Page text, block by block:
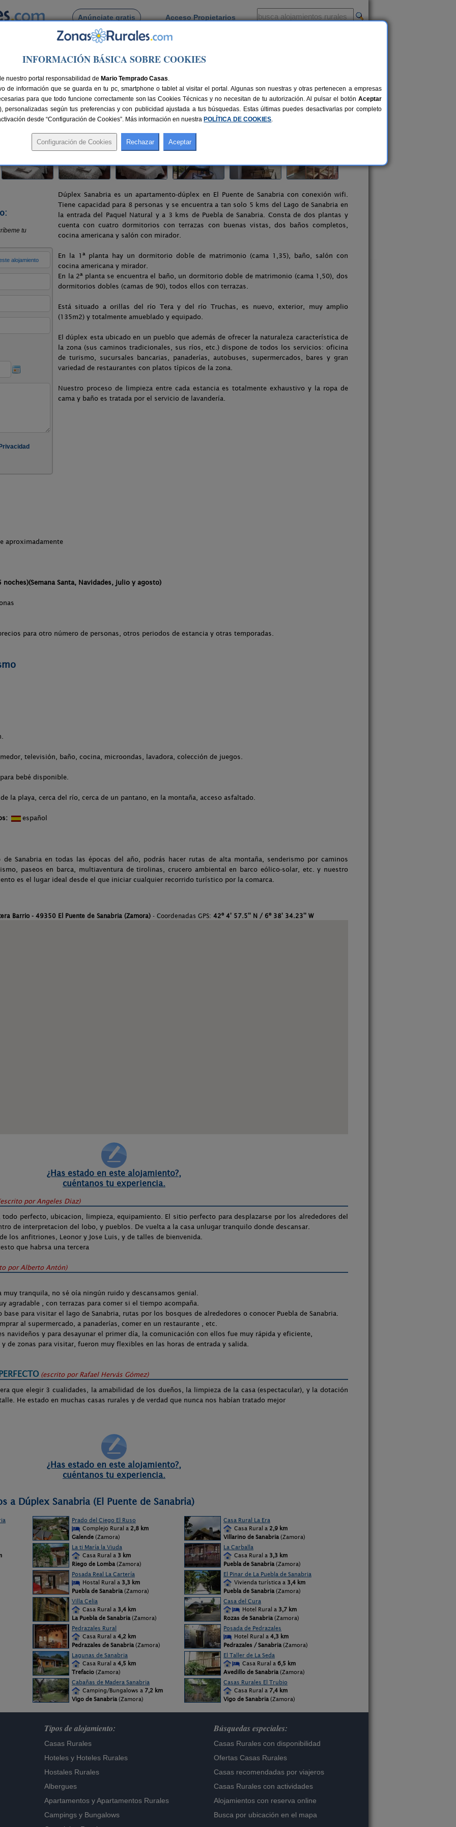
Anúnciate gratis Acceso Propietarios
Busca por pueblo
Puente de Sanabria> Dúplex Sanabria
(Zamora)
km de Zamora Compartir:
Dúplex Sanabria es un apartamento-dúplex en El Puente de Sanabria con conexión wifi.
Tiene capacidad para 8 personas y se encuentra a tan solo 5 kms del Lago de Sanabria en
la entrada del Paquel Natural y a 3 kms de Puebla de Sanabria. Consta de dos plantas y
cuenta con cuatro dormitorios con terrazas con buenas vistas, dos baños completos,
cocina americana y salón con mirador.
En la 1ª planta hay un dormitorio doble de matrimonio (cama 1,35), baño, salón con
cocina americana y mirador.
En la 2ª planta se encuentra el baño, un dormitorio doble de matrimonio (cama 1,50), dos
dormitorios dobles (camas de 90), todos ellos con terrazas.
Está situado a orillas del río Tera y del río Truchas, es nuevo, exterior, muy amplio
(135m2) y totalmente amueblado y equipado.
El dúplex esta ubicado en un pueblo que además de ofrecer la naturaleza característica de
la zona (sus caminos tradicionales, sus ríos, etc.) dispone de todos los servicios: oficina
de turismo, sucursales bancarias, panaderías, autobuses, supermercados, bares y gran
variedad de restaurantes con platos típicos de la zona.
Nuestro proceso de limpieza entre cada estancia es totalmente exhaustivo y la ropa de
cama y baño es tratada por el servicio de lavandería.
aproximadamente
noches)(Semana Santa, Navidades, julio y agosto)
para otro número de personas, otros periodos de estancia y otras temporadas.
televisión, baño, cocina, microondas, lavadora, colección de juegos.
bebé disponible.
la playa, cerca del río, cerca de un pantano, en la montaña, acceso asfaltado.
español
Sanabria en todas las épocas del año, podrás hacer rutas de alta montaña, senderismo por caminos
paseos en barca, multiaventura de tirolinas, crucero ambiental en barco eólico-solar, etc. y nuestro
es el lugar ideal desde el que iniciar cualquier recorrido turístico por la comarca.
Barrio - 49350 El Puente de Sanabria (Zamora)- Coordenadas GPS: 42º 4' 57.5'' N / 6º 38' 34.23'' W
¿Has estado en este alojamiento?,
cuéntanos tu experiencia.
porAngeles Diaz)
perfecto, ubicacion, limpieza, equipamiento. El sitio perfecto para desplazarse por los alrededores del
de interpretacion del lobo, y pueblos. De vuelta a la casa unlugar tranquilo donde descansar.
los anfitriones, Leonor y Jose Luis, y de talles de bienvenida.
que habrsa una tercera
porAlberto Antón)
tranquila, no sé oía ningún ruido y descansamos genial.
agradable , con terrazas para comer si el tiempo acompaña.
para visitar el lago de Sanabria, rutas por los bosques de alrededores o conocer Puebla de Sanabria.
al supermercado, a panaderías, comer en un restaurante , etc.
navideños y para desayunar el primer día, la comunicación con ellos fue muy rápida y eficiente,
de zonas para visitar, fueron muy flexibles en las horas de entrada y salida.
(escrito por Rafael Hervás Gómez)
que elegir 3 cualidades, la amabilidad de los dueños, la limpieza de la casa (espectacular), y la dotación
He estado en muchas casas rurales y de verdad que nunca nos habían tratado mejor
¿Has estado en este alojamiento?,
cuéntanos tu experiencia.
a Dúplex Sanabria (El Puente de Sanabria)
Prado del Ciego El Ruso
Complejo Rural a 2,8 km
Galende (Zamora)
Casa Rural La Era
Casa Rural a 2,9 km
Villarino de Sanabria (Zamora)
La ti María la Viuda
Casa Rural a 3 km
Riego de Lomba (Zamora)
La Carballa
Casa Rural a 3,3 km
Puebla de Sanabria (Zamora)
Posada Real La Cartería
Hostal Rural a 3,3 km
Puebla de Sanabria (Zamora)
El Pinar de La Puebla de Sanabria
Vivienda turística a 3,4 km
Puebla de Sanabria (Zamora)
Villa Celia
Casa Rural a 3,4 km
La Puebla de Sanabria (Zamora)
Casa del Cura
Hotel Rural a 3,7 km
Rozas de Sanabria (Zamora)
Pedrazales Rural
Casa Rural a 4,2 km
Pedrazales de Sanabria (Zamora)
Posada de Pedrazales
Hotel Rural a 4,3 km
Pedrazales / Sanabria (Zamora)
Lagunas de Sanabria
Casa Rural a 4,5 km
Trefacio (Zamora)
El Taller de La Seda
Casa Rural a 6,5 km
Avedillo de Sanabria (Zamora)
Cabañas de Madera Sanabria
Camping/Bungalows a 7,2 km
Vigo de Sanabria (Zamora)
Casas Rurales El Trubio
Casa Rural a 7,4 km
Vigo de Sanabria (Zamora)
Tipos de alojamiento:
Casas Rurales
Hoteles y Hoteles Rurales
Hostales Rurales
Albergues
Apartamentos yApartamentos Rurales
Campings y Bungalows
Búsquedas especiales:
Casas Rurales con disponibilidad
Ofertas Casas Rurales
Casas recomendadas por viajeros
Casas Rurales con actividades
Alojamientos con reserva online
Busca por ubicación en el mapa
INFORMACIÓN BÁSICA SOBRE COOKIES
nuestro portal responsabilidad de Mario Temprado Casas.
de información que se guarda en tu pc, smartphone o tablet al visitar el portal. Algunas son nuestras y otras pertenecen a empresas
para que todo funcione correctamente son las Cookies Técnicas y no necesitan de tu autorización. Al pulsar el botón Aceptar
personalizadas según tus preferencias y con publicidad ajustada a tus búsquedas. Estas últimas puedes desactivarlas por completo
desde “Configuración de Cookies”. Más información en nuestra POLÍTICA DE COOKIES.